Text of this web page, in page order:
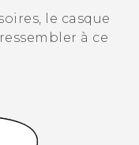
le casque
à ce